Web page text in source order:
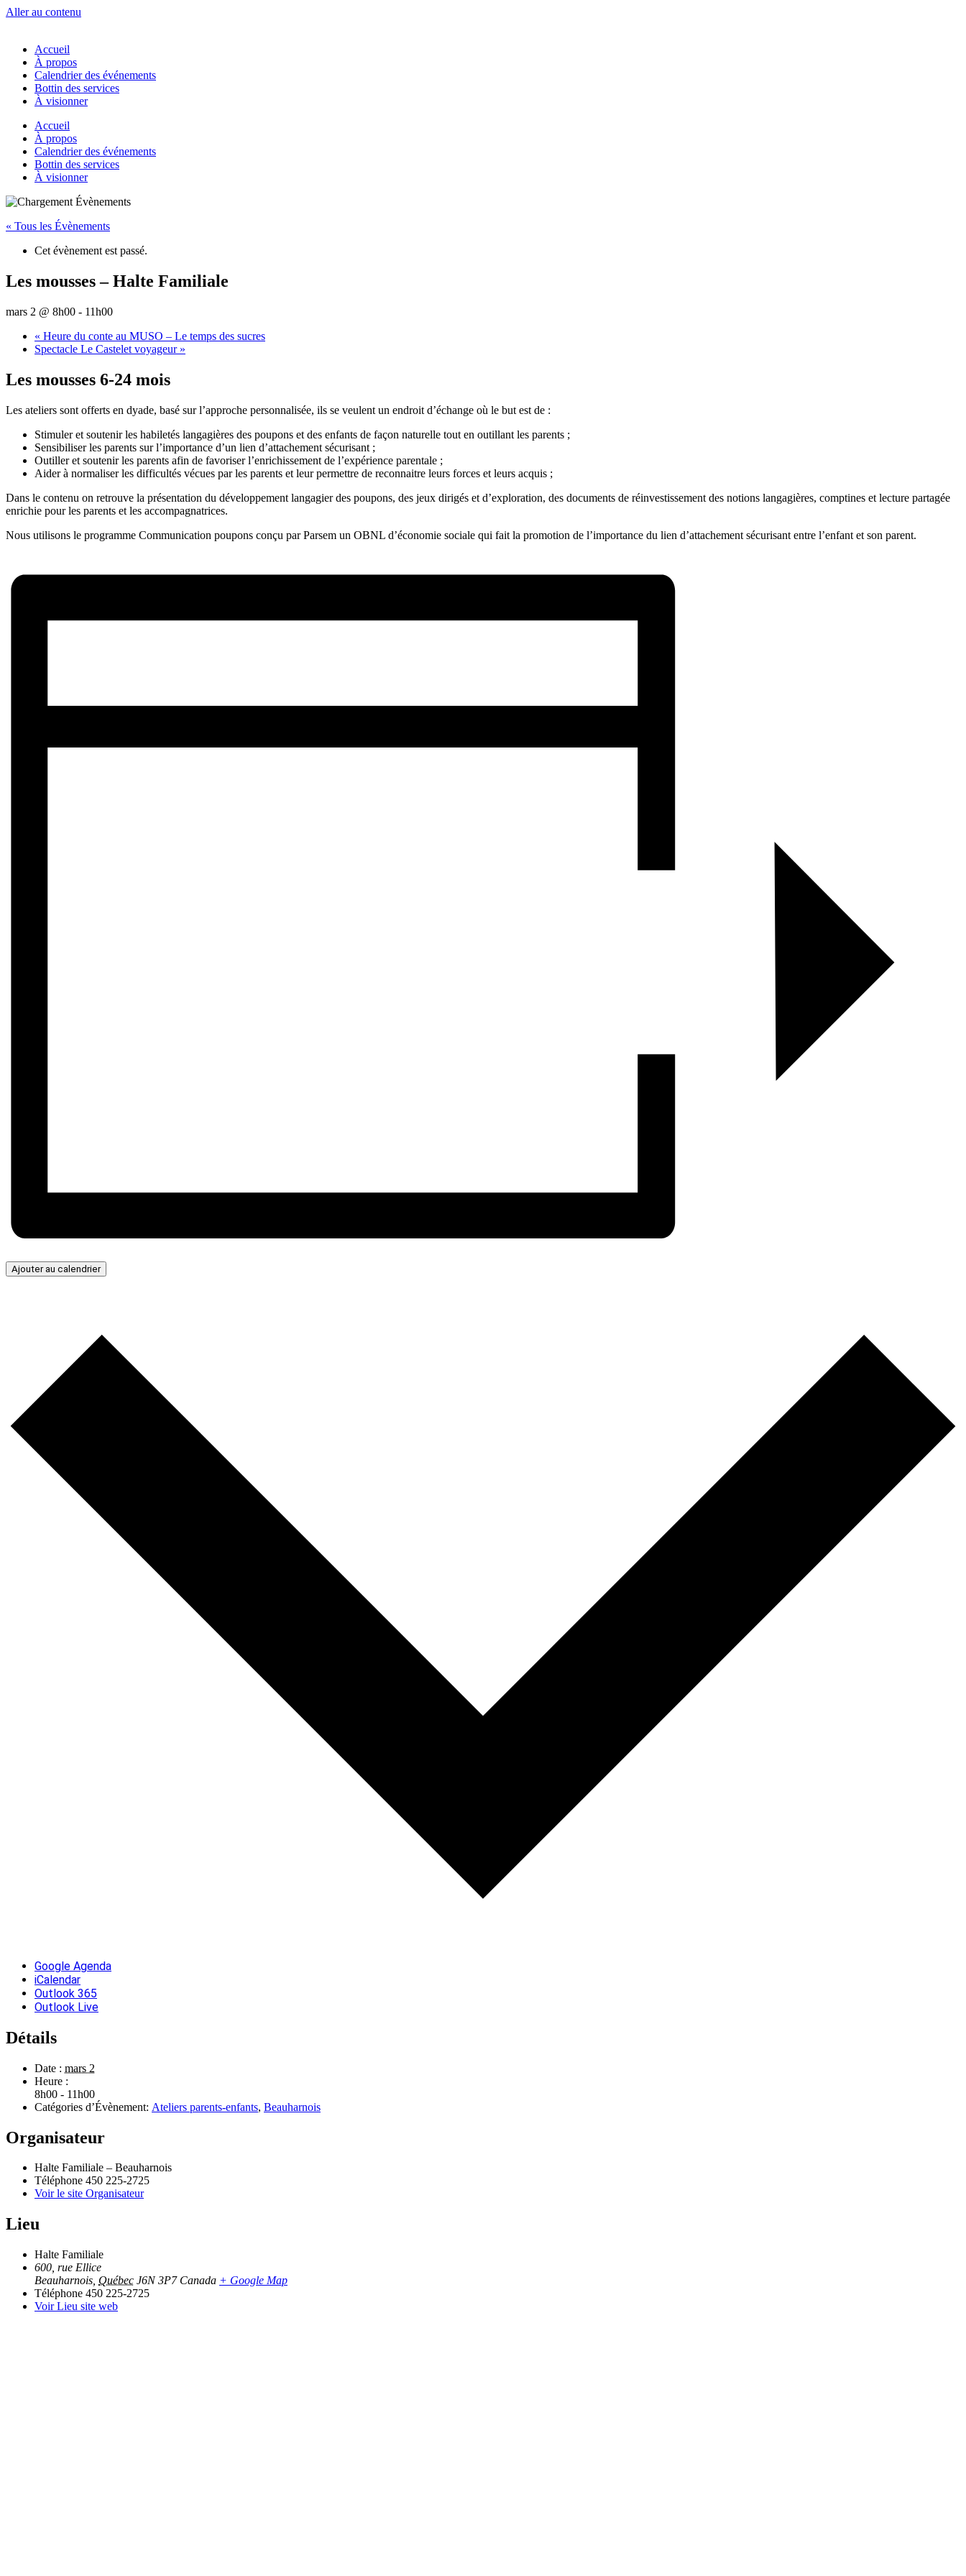
Aller au contenu
Accueil
À propos
Calendrier des événements
Bottin des services
À visionner
Accueil
À propos
Calendrier des événements
Bottin des services
À visionner
« Tous les Évènements
Cet évènement est passé.
Les mousses – Halte Familiale
mars 2 @ 8h00 - 11h00
« Heure du conte au MUSO – Le temps des sucres
Spectacle Le Castelet voyageur »
Les mousses 6-24 mois
Les ateliers sont offerts en dyade, basé sur l’approche personnalisée, ils se veulent un endroit d’échange où le but est de :
Stimuler et soutenir les habiletés langagières des poupons et des enfants de façon naturelle tout en outillant les parents ;
Sensibiliser les parents sur l’importance d’un lien d’attachement sécurisant ;
Outiller et soutenir les parents afin de favoriser l’enrichissement de l’expérience parentale ;
Aider à normaliser les difficultés vécues par les parents et leur permettre de reconnaitre leurs forces et leurs acquis ;
Dans le contenu on retrouve la présentation du développement langagier des poupons, des jeux dirigés et d’exploration, des documents de réinvestissement des notions langagières, comptines et lecture partagée
enrichie pour les parents et les accompagnatrices.
Nous utilisons le programme Communication poupons conçu par Parsem un OBNL d’économie sociale qui fait la promotion de l’importance du lien d’attachement sécurisant entre l’enfant et son parent.
Ajouter au calendrier
Google Agenda
iCalendar
Outlook 365
Outlook Live
Détails
Date : mars 2
Heure :
8h00 - 11h00
Catégories d’Évènement: Ateliers parents-enfants, Beauharnois
Organisateur
Halte Familiale – Beauharnois
Téléphone 450 225-2725
Voir le site Organisateur
Lieu
Halte Familiale
600, rue Ellice
Beauharnois Québec J6N 3P7 Canada + Google Map
Téléphone 450 225-2725
Voir Lieu site web